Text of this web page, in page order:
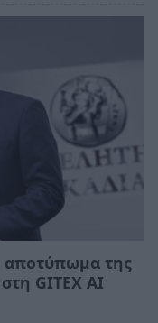
αποτύπωμα της
GITEX AI